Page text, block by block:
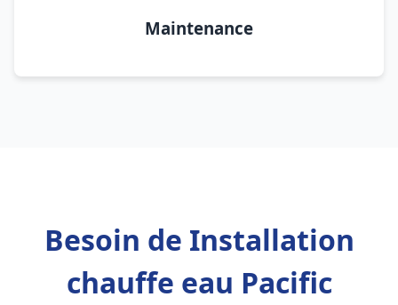
Maintenance
Besoin de Installation
chauffe eau Pacific